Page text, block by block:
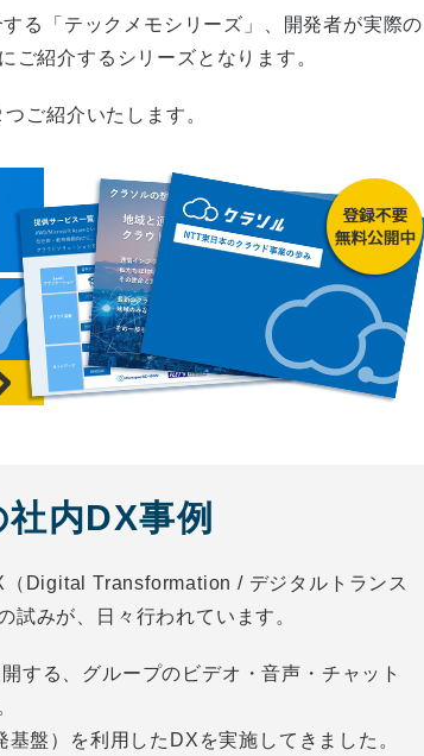
る「テックメモシリーズ」、開発者が実際の
ご紹介するシリーズとなります。
ご紹介いたします。
内DX事例
Digital Transformation / デジタルトランス
試みが、日々行われています。
する、グループのビデオ・音声・チャット
盤）を利用したDXを実施してきました。